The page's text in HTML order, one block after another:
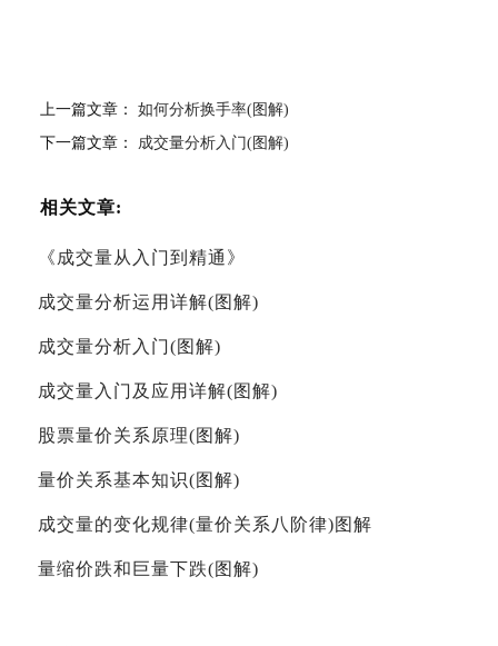
上一篇文章： 如何分析换手率(图解)
下一篇文章： 成交量分析入门(图解)
相关文章:
《成交量从入门到精通》
成交量分析运用详解(图解)
成交量分析入门(图解)
成交量入门及应用详解(图解)
股票量价关系原理(图解)
量价关系基本知识(图解)
成交量的变化规律(量价关系八阶律)图解
量缩价跌和巨量下跌(图解)